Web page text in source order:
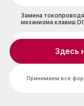
Замена
механизма клавиш
механизма клавиш
Yamaha
Принимаем все
Здесь